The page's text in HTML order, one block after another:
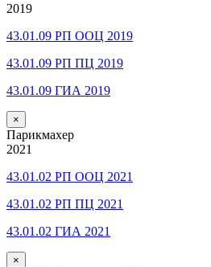
2019
43.01.09 РП ООЦ 2019
43.01.09 РП ПЦ 2019
43.01.09 ГИА 2019
×
Парикмахер
2021
43.01.02 РП ООЦ 2021
43.01.02 РП ПЦ 2021
43.01.02 ГИА 2021
×